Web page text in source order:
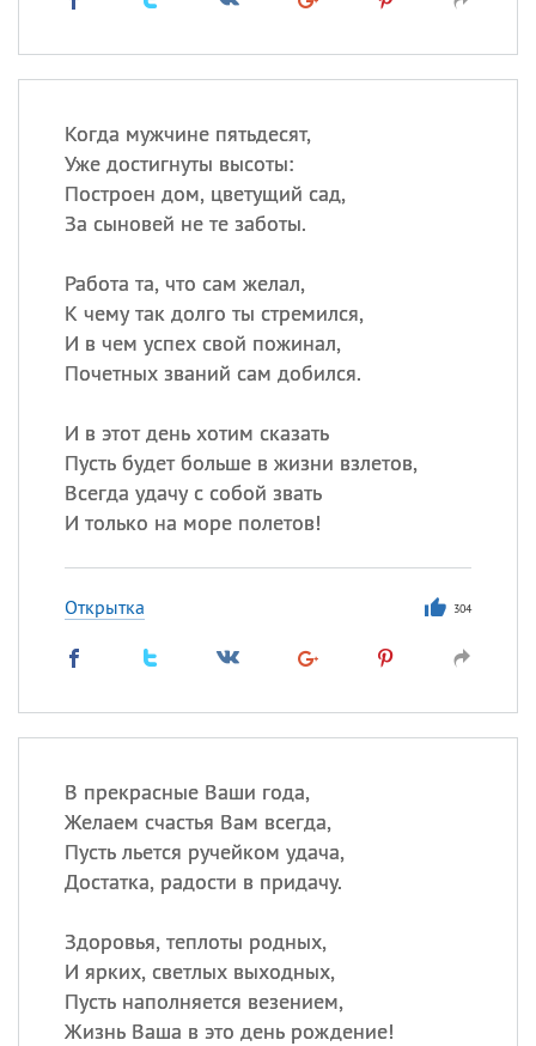
Когда мужчине пятьдесят,
Уже достигнуты высоты:
Построен дом, цветущий сад,
За сыновей не те заботы.
Работа та, что сам желал,
К чему так долго ты стремился,
И в чем успех свой пожинал,
Почетных званий сам добился.
И в этот день хотим сказать
Пусть будет больше в жизни взлетов,
Всегда удачу с собой звать
И только на море полетов!
Открытка 304
В прекрасные Ваши года,
Желаем счастья Вам всегда,
Пусть льется ручейком удача,
Достатка, радости в придачу.
Здоровья, теплоты родных,
И ярких, светлых выходных,
Пусть наполняется везением,
Жизнь Ваша в это день рождение!